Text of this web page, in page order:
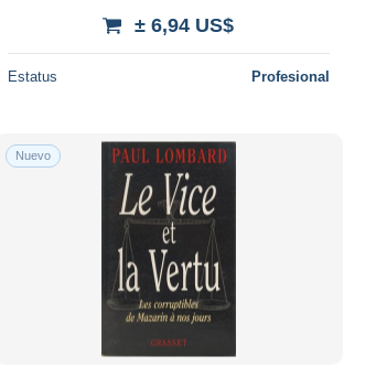
± 6,94 US$
Estatus Profesional
Nuevo